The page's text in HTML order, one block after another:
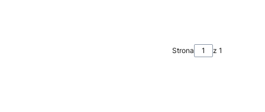
Strona z 1